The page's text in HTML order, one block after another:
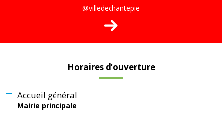
@villedechantepie
Horaires d’ouverture
Accueil général
Mairie principale